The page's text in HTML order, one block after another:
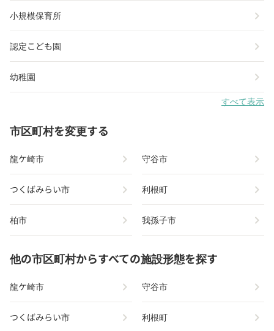
小規模保育所 chevron_right
認定こども園 chevron_right
幼稚園 chevron_right
すべて表示
市区町村を変更する
龍ケ崎市 chevron_right 守谷市 chevron_right
つくばみらい市 chevron_right 利根町 chevron_right
柏市 chevron_right 我孫子市 chevron_right
他の市区町村からすべての施設形態を探す
龍ケ崎市 chevron_right 守谷市 chevron_right
つくばみらい市 chevron_right 利根町 chevron_right